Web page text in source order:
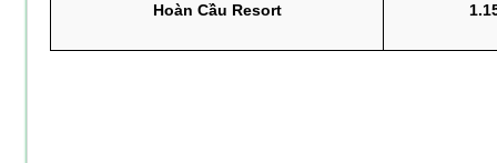
Hoàn Cầu Resort